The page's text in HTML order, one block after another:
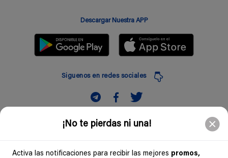
¡No te pierdas ni una!
Activa las notificaciones para recibir las mejores promos,
Descargar Nuestra APP
Siguenos en redes sociales
Suscribir